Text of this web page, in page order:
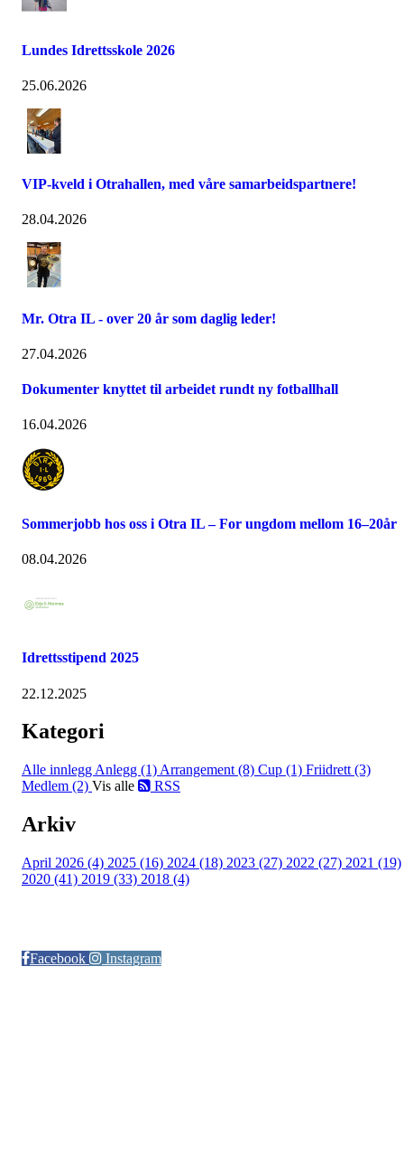
Lundes Idrettsskole 2026
25.06.2026
VIP-kveld i Otrahallen, med våre samarbeidspartnere!
28.04.2026
Mr. Otra IL - over 20 år som daglig leder!
27.04.2026
Dokumenter knyttet til arbeidet rundt ny fotballhall
16.04.2026
Sommerjobb hos oss i Otra IL – For ungdom mellom 16–20år
08.04.2026
Idrettsstipend 2025
22.12.2025
Kategori
Alle innlegg Anlegg (1) Arrangement (8) Cup (1) Friidrett (3)
Medlem (2) Vis alle RSS
Arkiv
April 2026 (4) 2025 (16) 2024 (18) 2023 (27) 2022 (27) 2021 (19)
2020 (41) 2019 (33) 2018 (4)
Facebook
Instagram